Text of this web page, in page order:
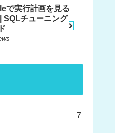
で実行計画を見る
SQLチューニング
7